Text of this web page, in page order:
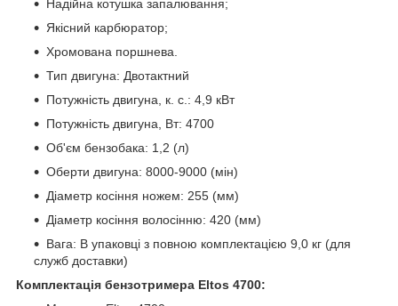
Надійна котушка запалювання;
Якісний карбюратор;
Хромована поршнева.
Тип двигуна: Двотактний
Потужність двигуна, к. с.: 4,9 кВт
Потужність двигуна, Вт: 4700
Об'єм бензобака: 1,2 (л)
Оберти двигуна: 8000-9000 (мін)
Діаметр косіння ножем: 255 (мм)
Діаметр косіння волосінню: 420 (мм)
Вага: В упаковці з повною комплектацією 9,0 кг (для
служб доставки)
Комплектація бензотримера Eltos 4700: